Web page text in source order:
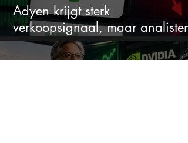
Adyen krijgt sterk
verkoopsignaal, maar analisten
zien juist een koopkans